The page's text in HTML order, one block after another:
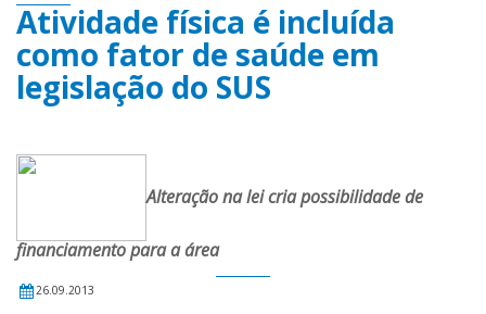
Atividade física é incluída
como fator de saúde em
legislação do SUS
Alteração na lei cria possibilidade de
financiamento para a área
26.09.2013